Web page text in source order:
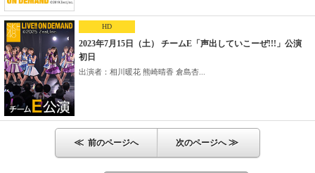
HD
2023年7月15日（土） チームE「声出していこーぜ!!!」公演
初日
出演者：相川暖花 熊崎晴香 倉島杏...
≪ 前のページへ 次のページへ≫